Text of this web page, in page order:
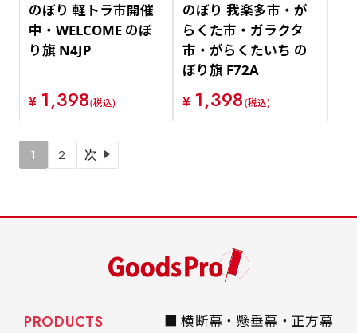
のぼり 軽トラ市開催
中・WELCOME のぼ
り旗 N4JP
¥ 1,398(税込)
のぼり 我楽多市・が
らくた市・ガラクタ
市・がらくたいち の
ぼり旗 F72A
¥ 1,398(税込)
1 2 次
PRODUCTS
■ 横断幕・懸垂幕・正方幕